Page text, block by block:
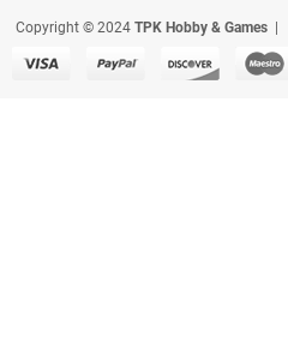
Copyright © 2024 TPK Hobby & Games